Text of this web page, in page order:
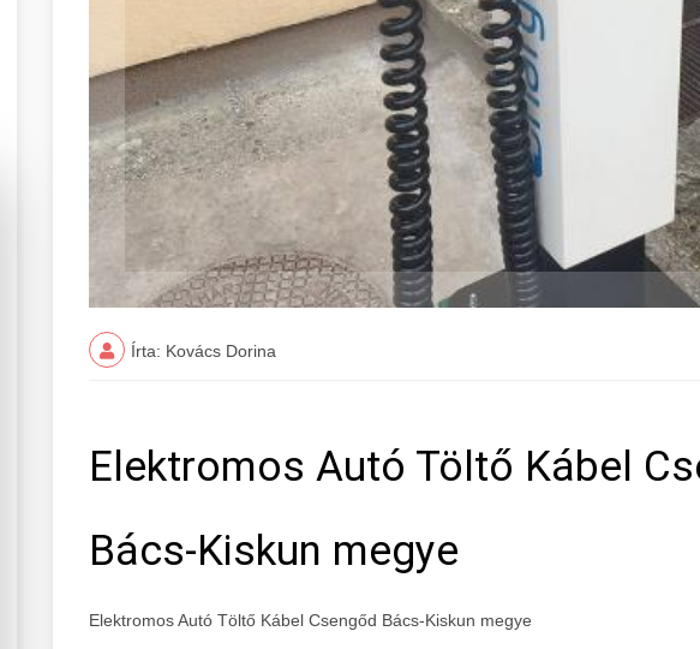
Írta: Kovács Dorina
Elektromos Autó Töltő Kábel
Bács-Kiskun megye
Elektromos Autó Töltő Kábel Csengőd Bács-Kiskun megye